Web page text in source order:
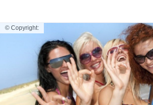
© Copyright: